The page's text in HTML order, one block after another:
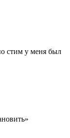
стим у меня был